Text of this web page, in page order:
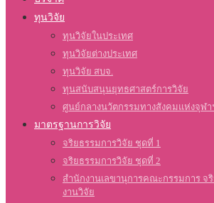
ทุนวิจัย
ทุนวิจัยในประเทศ
ทุนวิจัยต่างประเทศ
ทุนวิจัย สบจ.
ทุนสนับสนุนยุทธศาสตร์การวิจัย
ศูนย์กลางนวัตกรรมทางสังคมแห่งจุฬา
มาตรฐานการวิจัย
จริยธรรมการวิจัย ชุดที่ 1
จริยธรรมการวิจัย ชุดที่ 2
สำนักงานเลขานุการคณะกรรมการ จ
งานวิจัย